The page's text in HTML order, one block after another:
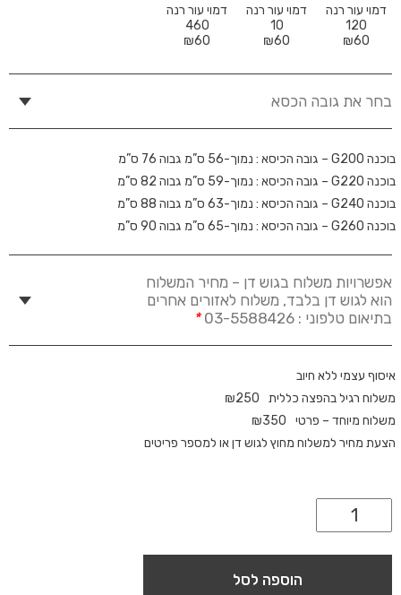
דמוי עור רנה
120
₪60
דמוי עור רנה
10
₪60
דמוי עור רנה
460
₪60
בחר את גובה הכסא
בוכנה G200 – גובה הכיסא : נמוך-56 ס”מ גבוה 76 ס”מ
בוכנה G220 – גובה הכיסא : נמוך-59 ס”מ גבוה 82 ס”מ
בוכנה G240 – גובה הכיסא : נמוך-63 ס”מ גבוה 88 ס”מ
בוכנה G260 – גובה הכיסא : נמוך-65 ס”מ גבוה 90 ס”מ
אפשרויות משלוח בגוש דן – מחיר המשלוח
הוא לגוש דן בלבד, משלוח לאזורים אחרים
בתיאום טלפוני : 03-5588426
*
איסוף עצמי ללא חיוב
משלוח רגיל בהפצה כללית
₪250
משלוח מיוחד – פרטי
₪350
הצעת מחיר למשלוח מחוץ לגוש דן או למספר פריטים
הוספה לסל